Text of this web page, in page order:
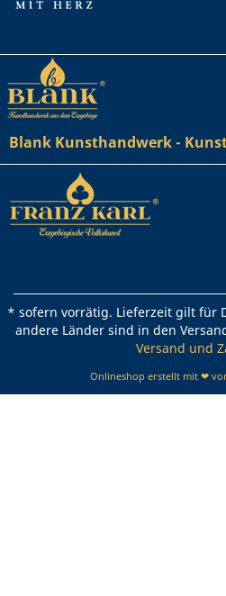
Blank Kunsthandwerk -
* sofern vorrätig. Lieferzeit gilt für
andere Länder sind in den
Versand und
Onlineshop erstellt mit ❤